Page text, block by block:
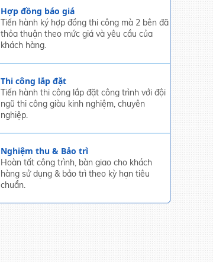
Hợp đồng báo giá
Tiến hành ký hợp đồng thi công mà 2 bên đã
thỏa thuận theo mức giá và yêu cầu của
khách hàng.
Thi công lắp đặt
Tiến hành thi công lắp đặt công trình với đội
ngũ thi công giàu kinh nghiệm, chuyên
nghiệp.
Nghiệm thu & Bảo trì
Hoàn tất công trình, bàn giao cho khách
hàng sử dụng & bảo trì theo kỳ hạn tiêu
chuẩn.